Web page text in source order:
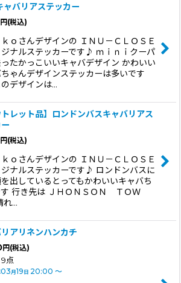
バリアステッカー
円 (税込)
ｏさんデザインの ＩＮＵ－ＣＬＯＳＥ
ジナルステッカーです♪ ｍｉｎｉクーパ
たかっこいいキャバデザイン かわいい
ゃんデザインステッカーは多いです
デザインは…
トレット品】ロンドンバスキャバリアス
円 (税込)
ｏさんデザインの ＩＮＵ－ＣＬＯＳＥ
ジナルステッカーです♪ ロンドンバスに
出しているとってもかわいいキャバち
す 行き先は ＪＨＯＮＳＯＮ ＴＯＷ
れ…
アリネンハンカチ
円 (税込)
点
03月19日 20:00 ～